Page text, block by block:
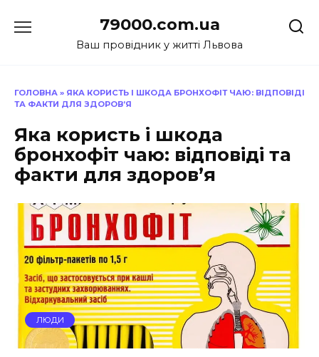
до
79000.com.ua
Ваш провідник у житті Львова
ГОЛОВНА » ЯКА КОРИСТЬ І ШКОДА БРОНХОФІТ ЧАЮ: ВІДПОВІДІ
ТА ФАКТИ ДЛЯ ЗДОРОВ’Я
Яка користь і шкода
бронхофіт чаю: відповіді та
факти для здоров’я
ЛЮДИ